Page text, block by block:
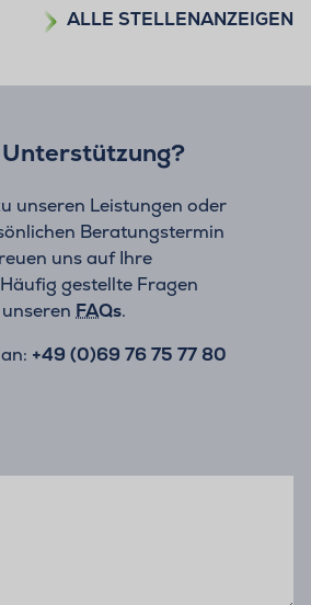
ALLE STELLENANZEIGEN
unseren Leistungen oder
Beratungstermin
uns auf Ihre
gestellte Fragen
FAQs.
+49 (0)69 76 75 77 80